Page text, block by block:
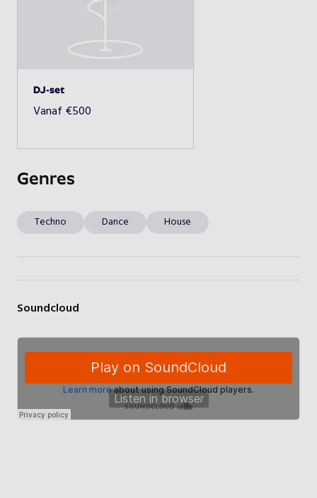
Soundcloud
Beschikbaarheid opvragen
DJ-set
Vanaf €500
Genres
Techno Dance House